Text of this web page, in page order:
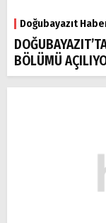
Doğubayazıt
BÖLÜMÜ